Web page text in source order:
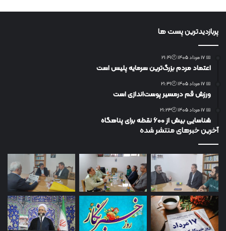
پربازدیدترین پست ها
📅 17 مرداد 1405 🕙21:41
اعتماد مردم بزرگ‌ترین سرمایه پلیس است
📅 17 مرداد 1405 🕙21:31
ورزش قم درمسیر پوست‌اندازی است
📅 17 مرداد 1405 🕙21:23
شناسایی بیش از ۶۰۰ نقطه برای پناهگاه
آخرین خبرهای منتشر شده